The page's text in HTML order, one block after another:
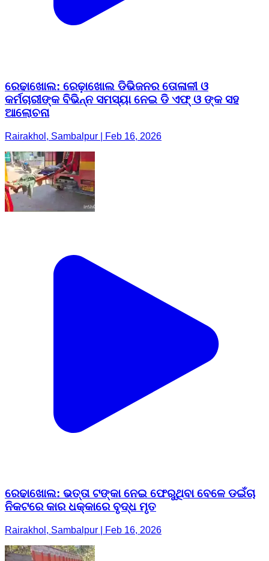
ରେଢାଖୋଲ: ରେଢ଼ାଖୋଲ ଡିଭିଜନର ତୋଳାଳୀ ଓ
କର୍ମଚାରୀଙ୍କ ବିଭିନ୍ନ ସମସ୍ୟା ନେଇ ଡି ଏଫ୍ ଓ ଙ୍କ ସହ
ଆଲୋଚନା
Rairakhol, Sambalpur | Feb 16, 2026
ରେଢାଖୋଲ: ଭତ୍ତା ଟଙ୍କା ନେଇ ଫେରୁଥିବା ବେଳେ ଡ‌ଇଁଚା
ନିକଟରେ କାର ଧକ୍କାରେ ବୃଦ୍ଧ ମୃତ
Rairakhol, Sambalpur | Feb 16, 2026